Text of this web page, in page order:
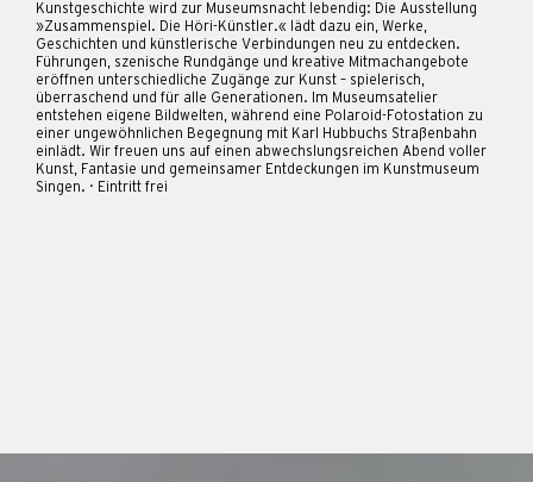
Kunstgeschichte wird zur Museumsnacht lebendig: Die Ausstellung
»Zusammenspiel. Die Höri-Künstler.« lädt dazu ein, Werke,
Geschichten und künstlerische Verbindungen neu zu entdecken.
Führungen, szenische Rundgänge und kreative Mitmachangebote
eröffnen unterschiedliche Zugänge zur Kunst – spielerisch,
überraschend und für alle Generationen. Im Museumsatelier
entstehen eigene Bildwelten, während eine Polaroid-Fotostation zu
einer ungewöhnlichen Begegnung mit Karl Hubbuchs Straßenbahn
einlädt. Wir freuen uns auf einen abwechslungsreichen Abend voller
Kunst, Fantasie und gemeinsamer Entdeckungen im Kunstmuseum
Singen. · Eintritt frei